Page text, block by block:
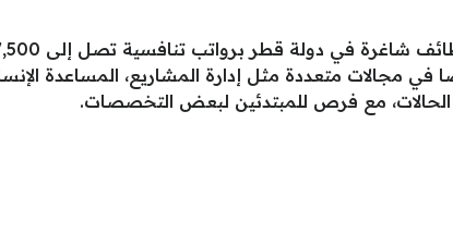
تُعلن المنظمة الدولية للهجرة عن توفر وظائف شاغرة في دولة
متعددة مثل إدارة المشاريع، المساعدة
الحالات، مع فرص للمبتدئين لبعض التخصصات.